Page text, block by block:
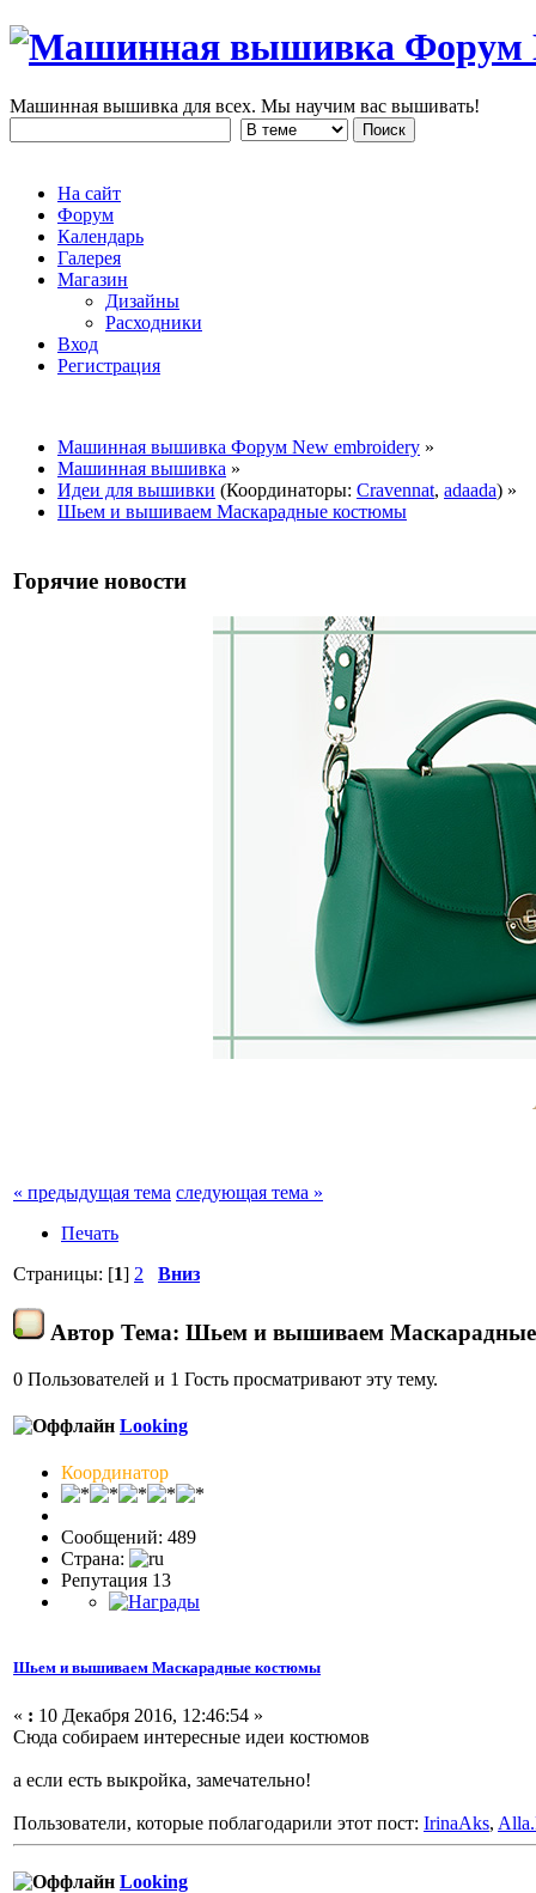
Машинная вышивка для всех. Мы научим вас вышивать!
На сайт
Форум
Календарь
Галерея
Магазин
Дизайны
Расходники
Вход
Регистрация
Машинная вышивка Форум New embroidery »
Машинная вышивка »
Идеи для вышивки (Координаторы: Cravennat, adaada) »
Шьем и вышиваем Маскарадные костюмы
Горячие новости
« предыдущая тема следующая тема »
Печать
Страницы: [1] 2 Вниз
Автор Тема: Шьем и вышиваем
0 Пользователей и 1 Гость просматривают эту тему.
Looking
Координатор
Сообщений: 489
Страна:
Репутация 13
Шьем и вышиваем Маскарадные костюмы
« : 10 Декабря 2016, 12:46:54 »
Сюда собираем интересные идеи костюмов
а если есть выкройка, замечательно!
Пользователи, которые поблагодарили этот пост: IrinaAks,
Looking